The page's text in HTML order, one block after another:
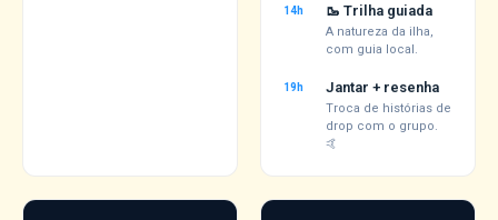
14h 🥾 Trilha guiada
A natureza da ilha,
com guia local.
19h Jantar + resenha
Troca de histórias de
drop com o grupo.
🤙